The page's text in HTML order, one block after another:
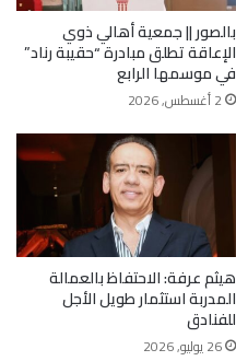
بالصور || جمعية أهالي ذوي
الإعاقة تطلق مبادرة “حقيبة رناد”
في موسمها الرابع
2 أغسطس, 2026
هيثم عرفة: الاحتفاظ بالعمالة
المدربة استثمار طويل الأجل
للفنادق
26 يوليو, 2026